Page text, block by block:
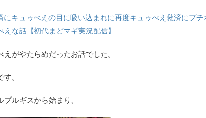
にキュゥべえの目に吸い込まれに再度キュゥべえ救済にプチ
えな話【初代まどマギ実況配信】
えがやたらめだったお話でした。
。
ルギスから始まり、